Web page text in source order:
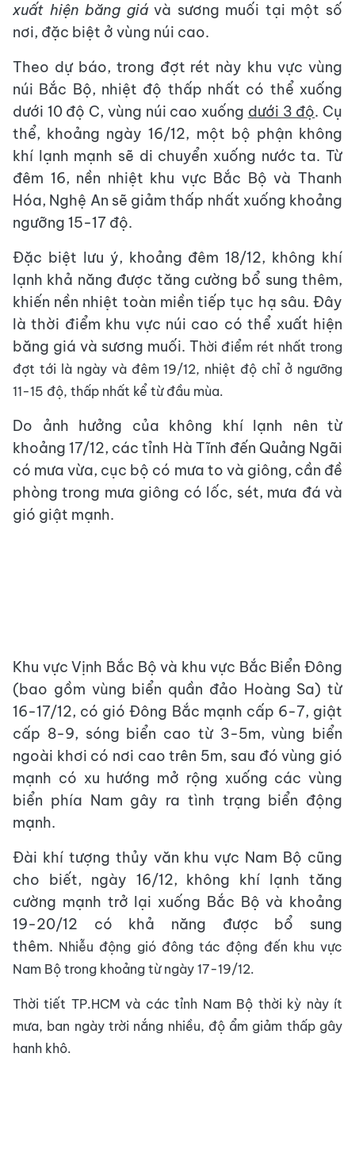
xuất hiện băng giávà sương muối tại một số
nơi, đặc biệt ở vùng núi cao.
Theo dự báo, trong đợt rét này khu vực vùng
núi Bắc Bộ, nhiệt độ thấp nhất có thể xuống
dưới 10 độ C, vùng núi cao xuống dưới 3 độ. Cụ
thể, khoảng ngày 16/12, một bộ phận không
khí lạnh mạnh sẽ di chuyển xuống nước ta. Từ
đêm 16, nền nhiệt khu vực Bắc Bộ và Thanh
Hóa, Nghệ An sẽ giảm thấp nhất xuống khoảng
ngưỡng 15-17 độ.
Đặc biệt lưu ý, khoảng đêm 18/12, không khí
lạnh khả năng được tăng cường bổ sung thêm,
khiến nền nhiệt toàn miền tiếp tục hạ sâu. Đây
là thời điểm khu vực núi cao có thể xuất hiện
băng giá và sương muối. Thời điểm rét nhất trong
đợt tới là ngày và đêm 19/12, nhiệt độ chỉ ở ngưỡng
11-15 độ, thấp nhất kể từ đầu mùa.
Do ảnh hưởng của không khí lạnh nên từ
khoảng 17/12, các tỉnh Hà Tĩnh đến Quảng Ngãi
có mưa vừa, cục bộ có mưa to và giông, cần đề
phòng trong mưa giông có lốc, sét, mưa đá và
gió giật mạnh.
Khu vực Vịnh Bắc Bộ và khu vực Bắc Biển Đông
(bao gồm vùng biển quần đảo Hoàng Sa) từ
16-17/12, có gió Đông Bắc mạnh cấp 6-7, giật
cấp 8-9, sóng biển cao từ 3-5m, vùng biển
ngoài khơi có nơi cao trên 5m, sau đó vùng gió
mạnh có xu hướng mở rộng xuống các vùng
biển phía Nam gây ra tình trạng biển động
mạnh.
Đài khí tượng thủy văn khu vực Nam Bộ cũng
cho biết, ngày 16/12, không khí lạnh tăng
cường mạnh trở lại xuống Bắc Bộ và khoảng
19-20/12 có khả năng được bổ sung
thêm. Nhiễu động gió đông tác động đến khu vực
Nam Bộ trong khoảng từ ngày 17-19/12.
Thời tiết TP.HCM và các tỉnh Nam Bộ thời kỳ này ít
mưa, ban ngày trời nắng nhiều, độ ẩm giảm thấp gây
hanh khô.